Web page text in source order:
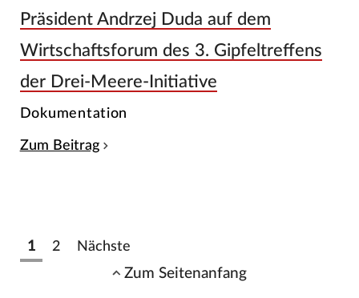
Präsident Andrzej Duda auf dem
Wirtschaftsforum des 3. Gipfeltreffens
der Drei-Meere-Initiative
Dokumentation
Zum Beitrag
1 2 Nächste
Zum Seitenanfang